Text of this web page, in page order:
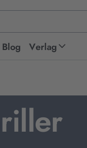
Blog Verlag